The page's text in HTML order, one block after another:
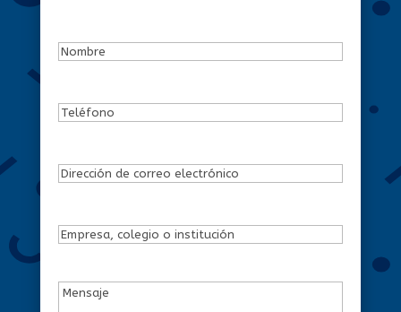
Nombre
Teléfono
Dirección
correo
electrónico(Obligatorio)
Empresa,
o
Mensaje